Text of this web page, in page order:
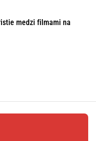
medzi filmami na